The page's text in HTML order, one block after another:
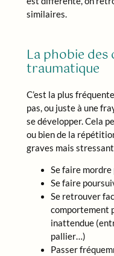
similaires.
La phobie
traumatique
C’est la plus
pas, ou juste à une
se développer. Cela
ou bien de la
graves mais
Se faire mordre
Se faire
Se retrouver
comportement
inattendue
pallier…)
Passer